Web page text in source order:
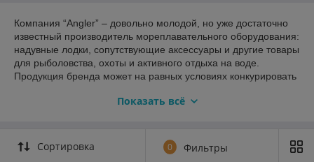
Компания “Angler” – довольно молодой, но уже достаточно
известный производитель мореплавательного оборудования:
надувные лодки, сопутствующие аксессуары и другие товары
для рыболовства, охоты и активного отдыха на воде.
Продукция бренда может на равных условиях конкурировать
основных преимуществ шлюпок Англер (с опцией под мотор)
серии разбит на несколько типов водоплавательного
транспорта. Каждое судно отличается от других
Показать всё
Сортировка 0 Фильтры